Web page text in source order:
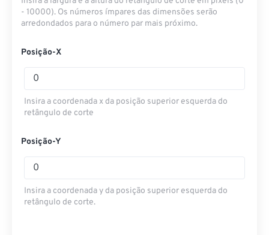
- 10000). Os números ímpares das dimensões serão
arredondados para o número par mais próximo.
Posição-X
Insira a coordenada x da posição superior esquerda do
retângulo de corte
Posição-Y
Insira a coordenada y da posição superior esquerda do
retângulo de corte.